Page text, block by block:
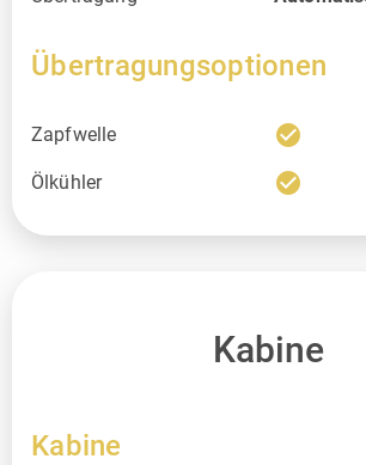
Übertragungsoptionen
Zapfwelle check_circle
Ölkühler check_circle
Kabine
Kabine